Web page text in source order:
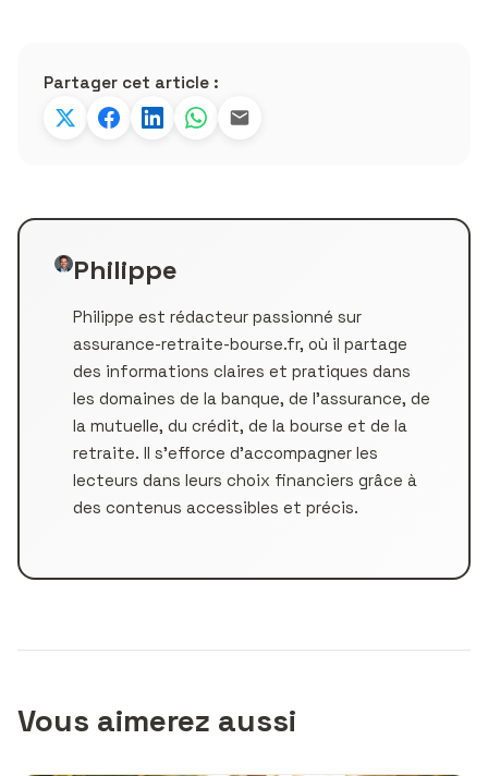
Partager cet article :
Philippe
Philippe est rédacteur passionné sur
assurance-retraite-bourse.fr, où il partage
des informations claires et pratiques dans
les domaines de la banque, de l’assurance, de
la mutuelle, du crédit, de la bourse et de la
retraite. Il s’efforce d’accompagner les
lecteurs dans leurs choix financiers grâce à
des contenus accessibles et précis.
Vous aimerez aussi